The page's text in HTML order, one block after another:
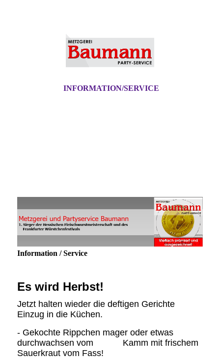
INFORMATION/SERVICE
Information / Service
Es wird Herbst!
Jetzt halten wieder die deftigen Gerichte
Einzug in die Küchen.
- Gekochte Rippchen mager oder etwas
durchwachsen vom Kamm mit frischem
Sauerkraut vom Fass!